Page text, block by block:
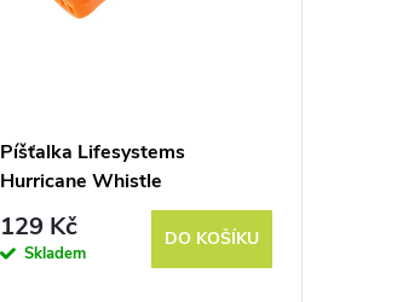
Píšťalka Lifesystems
Hurricane Whistle
129 Kč
Skladem
DO KOŠÍKU